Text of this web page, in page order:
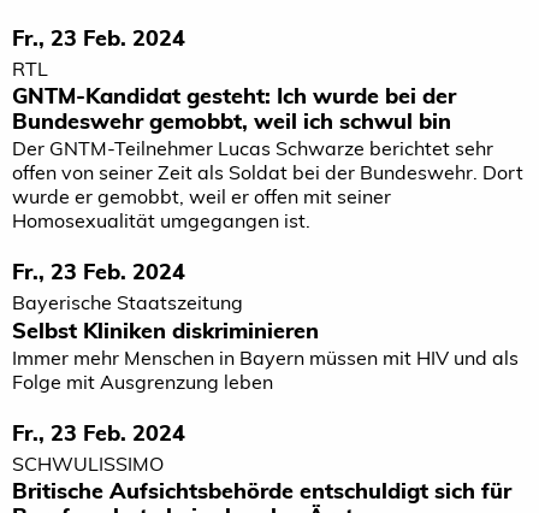
Fr., 23 Feb. 2024
RTL
GNTM-Kandidat gesteht: Ich wurde bei der
Bundeswehr gemobbt, weil ich schwul bin
Der GNTM-Teilnehmer Lucas Schwarze berichtet sehr
offen von seiner Zeit als Soldat bei der Bundeswehr. Dort
wurde er gemobbt, weil er offen mit seiner
Homosexualität umgegangen ist.
Fr., 23 Feb. 2024
Bayerische Staatszeitung
Selbst Kliniken diskriminieren
Immer mehr Menschen in Bayern müssen mit HIV und als
Folge mit Ausgrenzung leben
Fr., 23 Feb. 2024
SCHWULISSIMO
Britische Aufsichtsbehörde entschuldigt sich für